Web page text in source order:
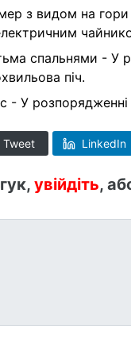
з видом на
спальнями - У
піч.
- У розпорядженні
Tweet LinkedIn
увійдіть,